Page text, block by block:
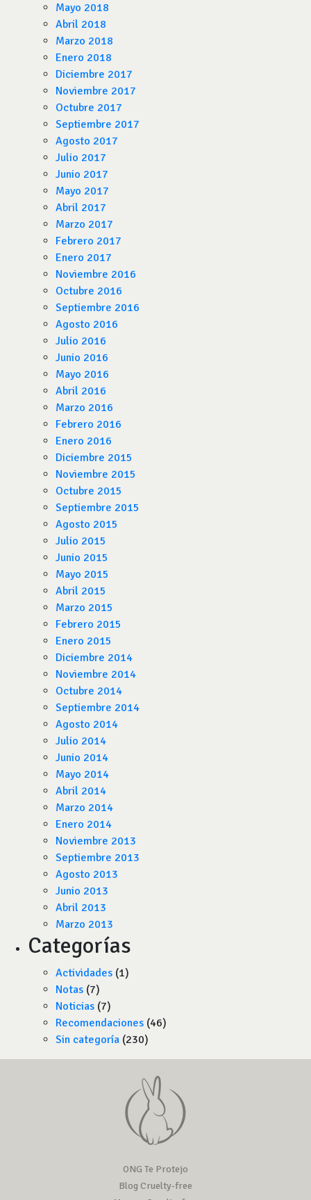
Mayo 2018
Abril 2018
Marzo 2018
Enero 2018
Diciembre 2017
Noviembre 2017
Octubre 2017
Septiembre 2017
Agosto 2017
Julio 2017
Junio 2017
Mayo 2017
Abril 2017
Marzo 2017
Febrero 2017
Enero 2017
Noviembre 2016
Octubre 2016
Septiembre 2016
Agosto 2016
Julio 2016
Junio 2016
Mayo 2016
Abril 2016
Marzo 2016
Febrero 2016
Enero 2016
Diciembre 2015
Noviembre 2015
Octubre 2015
Septiembre 2015
Agosto 2015
Julio 2015
Junio 2015
Mayo 2015
Abril 2015
Marzo 2015
Febrero 2015
Enero 2015
Diciembre 2014
Noviembre 2014
Octubre 2014
Septiembre 2014
Agosto 2014
Julio 2014
Junio 2014
Mayo 2014
Abril 2014
Marzo 2014
Enero 2014
Noviembre 2013
Septiembre 2013
Agosto 2013
Junio 2013
Abril 2013
Marzo 2013
Categorías
Actividades (1)
Notas (7)
Noticias (7)
Recomendaciones (46)
Sin categoría (230)
ONG Te Protejo
Blog Cruelty-free